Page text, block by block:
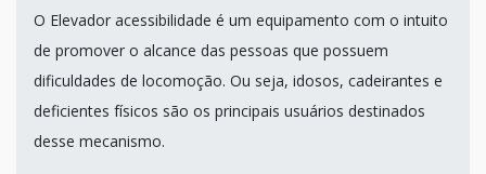
O Elevador acessibilidade é um equipamento com o intuito
de promover o alcance das pessoas que possuem
dificuldades de locomoção. Ou seja, idosos, cadeirantes e
deficientes físicos são os principais usuários destinados
desse mecanismo.